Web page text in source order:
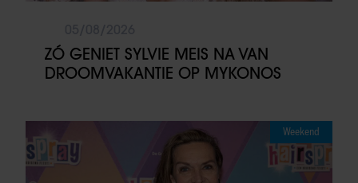
ZÓ GENIET SYLVIE MEIS NA VAN
DROOMVAKANTIE OP MYKONOS
Weekend